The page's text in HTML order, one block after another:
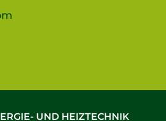
UND HEIZTECHNIK